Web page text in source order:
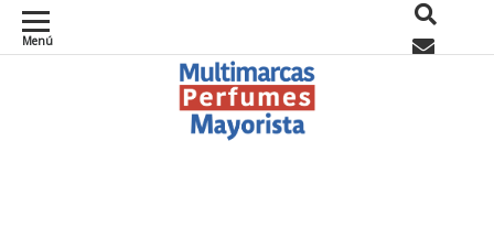
Menú